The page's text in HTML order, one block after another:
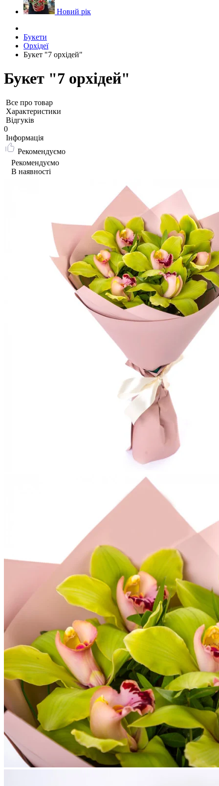
Новий рік
Букети
Орхідеї
Букет "7 орхідей"
Букет "7 орхідей"
Все про товар
Характеристики
Відгуків
0
Iнформація
Рекомендуємо
Рекомендуємо
В наявності